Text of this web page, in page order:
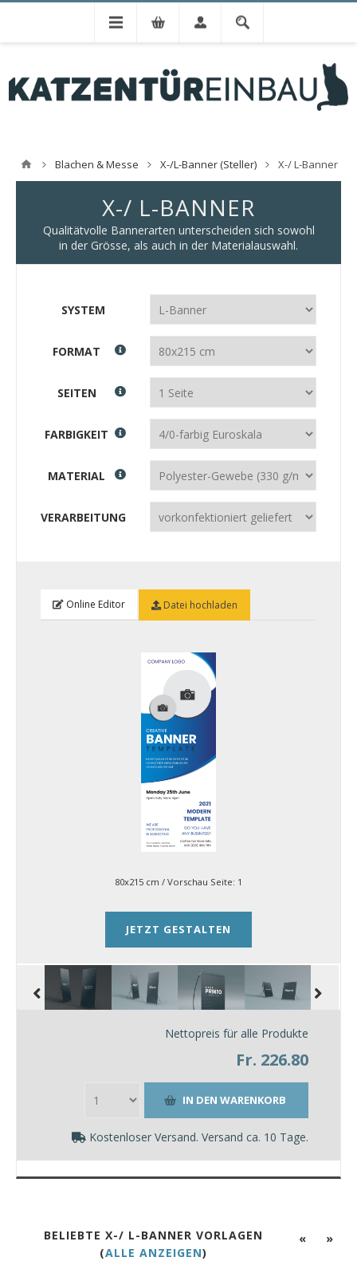
Blachen & Messe X-/L-Banner (Steller) X-/ L-Banner
X-/ L-BANNER
Qualitätvolle Bannerarten unterscheiden sich sowohl
in der Grösse, als auch in der Materialauswahl.
SYSTEM
FORMAT
SEITEN
FARBIGKEIT
MATERIAL
VERARBEITUNG
Online Editor Datei hochladen
80x215 cm / Vorschau Seite: 1
JETZT GESTALTEN
Nettopreis für alle Produkte
Fr. 226.80
Kostenloser Versand. Versand ca. 10 Tage.
« »
BELIEBTE X-/ L-BANNER VORLAGEN
(ALLE ANZEIGEN)